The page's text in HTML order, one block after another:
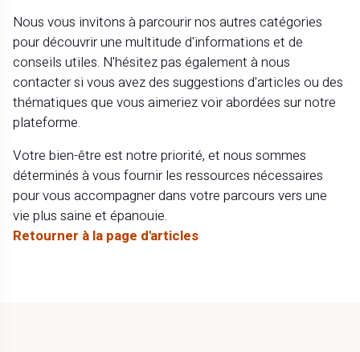
Nous vous invitons à parcourir nos autres catégories
pour découvrir une multitude d'informations et de
conseils utiles. N'hésitez pas également à nous
contacter si vous avez des suggestions d'articles ou des
thématiques que vous aimeriez voir abordées sur notre
plateforme.
Votre bien-être est notre priorité, et nous sommes
déterminés à vous fournir les ressources nécessaires
pour vous accompagner dans votre parcours vers une
vie plus saine et épanouie.
Retourner à la page d'articles